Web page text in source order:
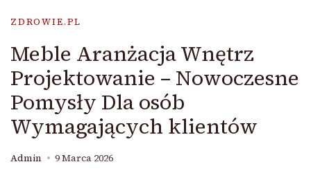
ZDROWIE.PL
Meble Aranżacja Wnętrz
Projektowanie – Nowoczesne
Pomysły Dla osób
Wymagających klientów
Admin 9 Marca 2026